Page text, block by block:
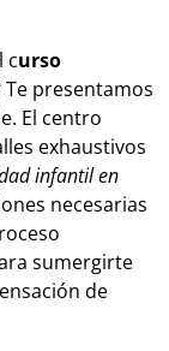
curso
Te presentamos
El centro
exhaustivos
infantil en
necesarias
sumergirte
de